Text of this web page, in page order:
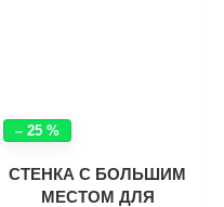
– 25 %
СТЕНКА С БОЛЬШИМ
МЕСТОМ ДЛЯ